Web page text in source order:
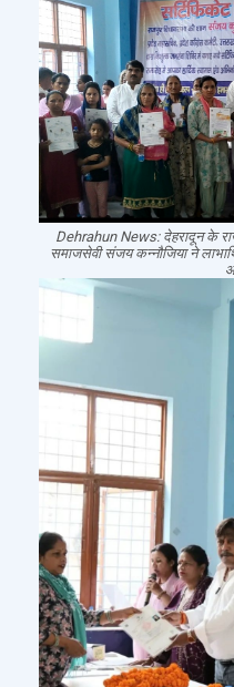
Dehrahun News: देहरादून के
समाजसेवी संजय कन्नौजिया ने